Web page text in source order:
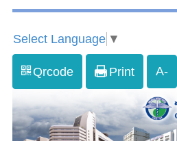
Select Language ▼
Qrcode Print A-